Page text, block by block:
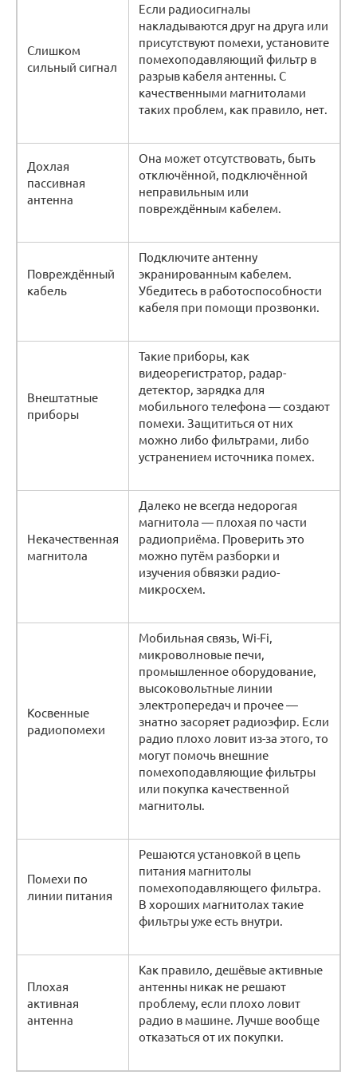
Слишком
сильный сигнал
Если радиосигналы
накладываются друг на друга или
присутствуют помехи, установите
помехоподавляющий фильтр в
разрыв кабеля антенны. С
качественными магнитолами
таких проблем, как правило, нет.
Дохлая
пассивная
антенна
Она может отсутствовать, быть
отключённой, подключённой
неправильным или
повреждённым кабелем.
Повреждённый
кабель
Подключите антенну
экранированным кабелем.
Убедитесь в работоспособности
кабеля при помощи прозвонки.
Внештатные
приборы
Такие приборы, как
видеорегистратор, радар-
детектор, зарядка для
мобильного телефона — создают
помехи. Защититься от них
можно либо фильтрами, либо
устранением источника помех.
Некачественная
магнитола
Далеко не всегда недорогая
магнитола — плохая по части
радиоприёма. Проверить это
можно путём разборки и
изучения обвязки радио-
микросхем.
Косвенные
радиопомехи
Мобильная связь, Wi-Fi,
микроволновые печи,
промышленное оборудование,
высоковольтные линии
электропередач и прочее —
знатно засоряет радиоэфир. Если
радио плохо ловит из-за этого, то
могут помочь внешние
помехоподавляющие фильтры
или покупка качественной
магнитолы.
Помехи по
линии питания
Решаются установкой в цепь
питания магнитолы
помехоподавляющего фильтра.
В хороших магнитолах такие
фильтры уже есть внутри.
Плохая
активная
антенна
Как правило, дешёвые активные
антенны никак не решают
проблему, если плохо ловит
радио в машине. Лучше вообще
отказаться от их покупки.